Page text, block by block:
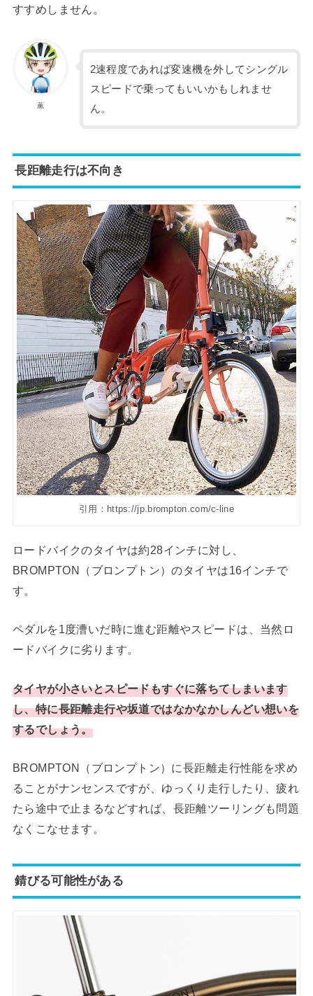
すすめしません。
薫
2速程度であれば変速機を外してシングル
スピードで乗ってもいいかもしれませ
ん。
長距離走行は不向き
引用：https://jp.brompton.com/c-line
ロードバイクのタイヤは約28インチに対し、
BROMPTON（ブロンプトン）のタイヤは16インチで
す。
ペダルを1度漕いだ時に進む距離やスピードは、当然ロ
ードバイクに劣ります。
タイヤが小さいとスピードもすぐに落ちてしまいます
し、特に長距離走行や坂道ではなかなかしんどい想いを
するでしょう。
BROMPTON（ブロンプトン）に長距離走行性能を求め
ることがナンセンスですが、ゆっくり走行したり、疲れ
たら途中で止まるなどすれば、長距離ツーリングも問題
なくこなせます。
錆びる可能性がある